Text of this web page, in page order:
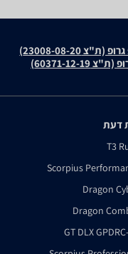
08-20)
12-19)
דעת
T3
Scorpius
Dragon
Dragon
GT DLX